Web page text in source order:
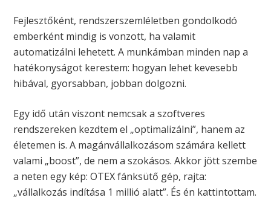
Fejlesztőként, rendszerszemléletben gondolkodó
emberként mindig is vonzott, ha valamit
automatizálni lehetett. A munkámban minden nap a
hatékonyságot kerestem: hogyan lehet kevesebb
hibával, gyorsabban, jobban dolgozni.
Egy idő után viszont nemcsak a szoftveres
rendszereken kezdtem el „optimalizálni”, hanem az
életemen is. A magánvállalkozásom számára kellett
valami „boost”, de nem a szokásos. Akkor jött szembe
a neten egy kép: OTEX fánksütő gép, rajta:
„vállalkozás indítása 1 millió alatt”. És én kattintottam.